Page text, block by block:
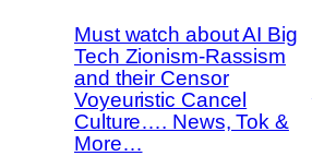
Must watch about AI Big
Tech Zionism-Rassism
and their Censor
Voyeuristic Cancel
Culture…. News, Tok &
More…